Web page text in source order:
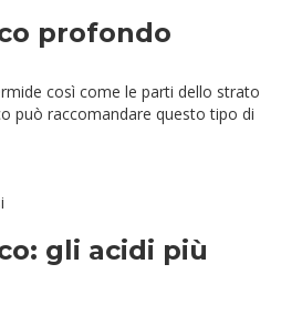
profondo
così come le parti dello strato
può raccomandare questo tipo di
gli acidi più